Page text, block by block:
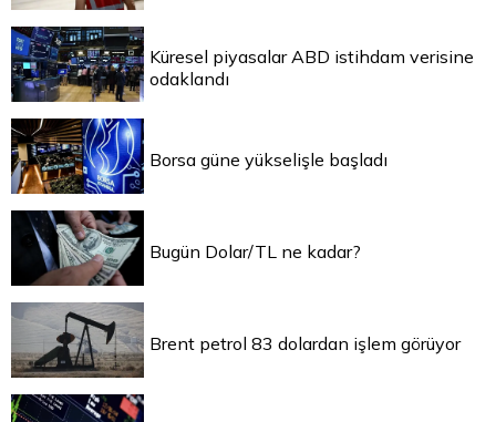
Küresel piyasalar ABD istihdam verisine
odaklandı
Borsa güne yükselişle başladı
Bugün Dolar/TL ne kadar?
Brent petrol 83 dolardan işlem görüyor